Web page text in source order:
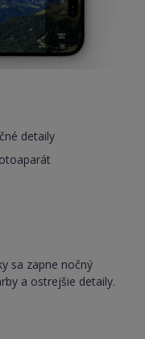
detaily
sa zapne nočný
a ostrejšie detaily.